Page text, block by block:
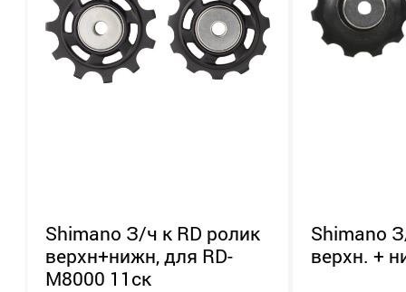
Shimano З/ч к RD ролик
верхн+нижн, для RD-
M8000 11ск
Shimano
верхн. +